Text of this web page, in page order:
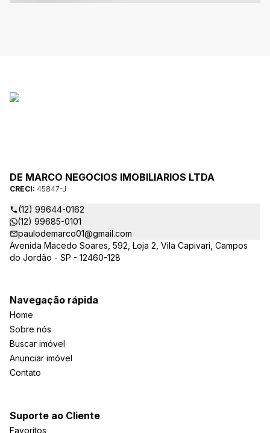
DE MARCO NEGOCIOS IMOBILIARIOS LTDA
CRECI: 45847-J
(12) 99644-0162
(12) 99685-0101
paulodemarco01@gmail.com
Avenida Macedo Soares, 592, Loja 2, Vila Capivari, Campos
do Jordão - SP - 12460-128
Navegação rápida
Home
Sobre nós
Buscar imóvel
Anunciar imóvel
Contato
Suporte ao Cliente
Favoritos